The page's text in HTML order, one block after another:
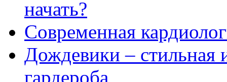
начать?
Современная
Дождевики – стильная
гардероба